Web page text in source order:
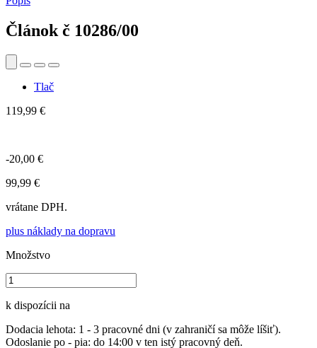
Článok č 10286/00
Tlač
119,99 €
-20,00 €
99,99 €
vrátane DPH.
plus náklady na dopravu
Množstvo
k dispozícii na
Dodacia lehota: 1 - 3 pracovné dni (v zahraničí sa môže líšiť).
Odoslanie po - pia: do 14:00 v ten istý pracovný deň.